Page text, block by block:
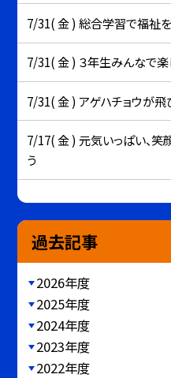
7/31( 金 ) 総合学習で福祉
7/31( 金 ) ３年生みんなで
7/31( 金 ) アゲハチョウが飛
7/17( 金 ) 元気いっぱい、笑
う
過去記事
2026年度
2025年度
2024年度
2023年度
2022年度